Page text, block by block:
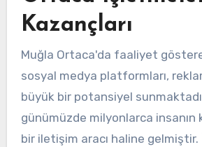
Kazançları
Muğla Ortaca'da faaliyet
sosyal medya platformları,
büyük bir potansiyel
günümüzde milyonlarca insanın
bir iletişim aracı haline